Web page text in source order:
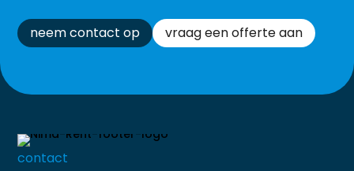
neem contact op vraag een offerte aan
contact